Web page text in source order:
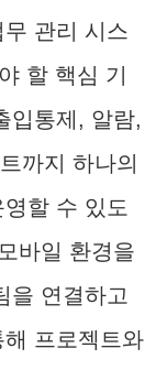
관리 시스
할 핵심 기
입통제, 알람,
까지 하나의
할 수 있도
바일 환경을
을 연결하고
프로젝트와